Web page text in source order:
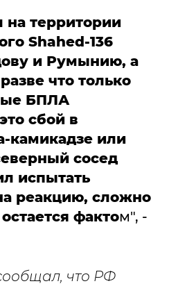
на территории
Shahed-136
и Румынию, а
что только
БПЛА
сбой в
камикадзе или
сосед
испытать
реакцию, сложно
фактом", -
что РФ